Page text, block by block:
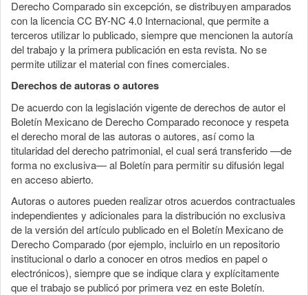
Derecho Comparado sin excepción, se distribuyen amparados
con la licencia CC BY-NC 4.0 Internacional, que permite a
terceros utilizar lo publicado, siempre que mencionen la autoría
del trabajo y la primera publicación en esta revista. No se
permite utilizar el material con fines comerciales.
Derechos de autoras o autores
De acuerdo con la legislación vigente de derechos de autor el
Boletín Mexicano de Derecho Comparado reconoce y respeta
el derecho moral de las autoras o autores, así como la
titularidad del derecho patrimonial, el cual será transferido —de
forma no exclusiva— al Boletín para permitir su difusión legal
en acceso abierto.
Autoras o autores pueden realizar otros acuerdos contractuales
independientes y adicionales para la distribución no exclusiva
de la versión del artículo publicado en el Boletín Mexicano de
Derecho Comparado (por ejemplo, incluirlo en un repositorio
institucional o darlo a conocer en otros medios en papel o
electrónicos), siempre que se indique clara y explícitamente
que el trabajo se publicó por primera vez en este Boletín.